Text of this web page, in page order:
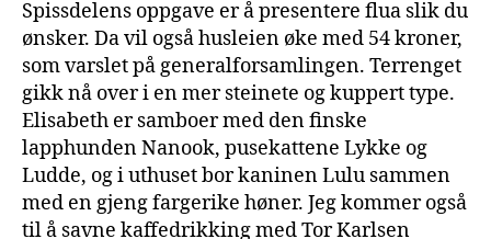
Spissdelens oppgave er å presentere flua slik du
ønsker. Da vil også husleien øke med 54 kroner,
som varslet på generalforsamlingen. Terrenget
gikk nå over i en mer steinete og kuppert type.
Elisabeth er samboer med den finske
lapphunden Nanook, pusekattene Lykke og
Ludde, og i uthuset bor kaninen Lulu sammen
med en gjeng fargerike høner. Jeg kommer også
til å savne kaffedrikking med Tor Karlsen